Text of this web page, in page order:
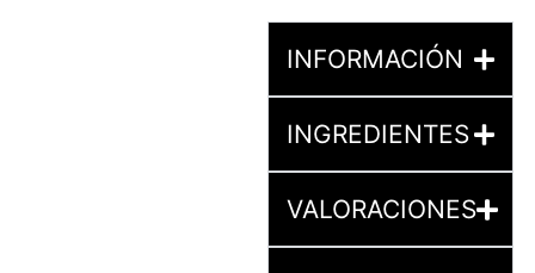
INFORMACIÓN
INGREDIENTES
VALORACIONES